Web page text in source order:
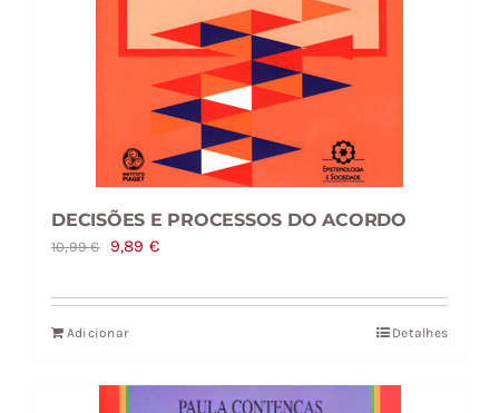
DECISÕES E PROCESSOS DO ACORDO
10,99€
O
original
era:
9,89 €O
atual
Adicionar Detalhes